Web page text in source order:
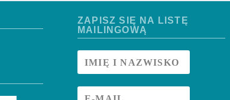
ZAPISZ SIĘ NA LISTĘ
MAILINGOWĄ